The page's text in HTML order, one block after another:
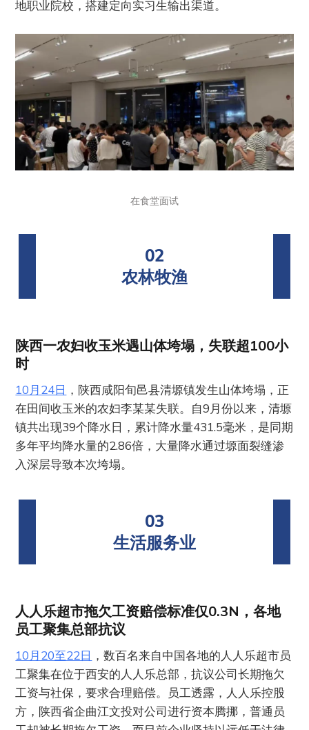
地职业院校，搭建定向实习生输出渠道。
在食堂面试
02
农林牧渔
陕西一农妇收玉米遇山体垮塌，失联超100小
时
10月24日 ，陕西咸阳旬邑县清塬镇发生山体垮塌，正
在田间收玉米的农妇李某某失联。自9月份以来，清塬
镇共出现39个降水日，累计降水量431.5毫米，是同期
多年平均降水量的2.86倍，大量降水通过塬面裂缝渗
入深层导致本次垮塌。
03
生活服务业
人人乐超市拖欠工资赔偿标准仅0.3N，各地
员工聚集总部抗议
10月20至22日 ，数百名来自中国各地的人人乐超市员
工聚集在位于西安的人人乐总部，抗议公司长期拖欠
工资与社保，要求合理赔偿。员工透露，人人乐控股
方，陕西省企曲江文投对公司进行资本腾挪，普通员